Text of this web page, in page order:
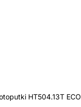
HT504.13T ECO